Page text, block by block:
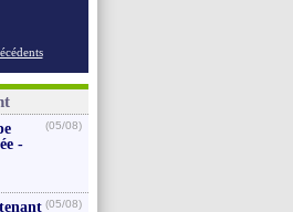
-
(05/08)
(05/08)